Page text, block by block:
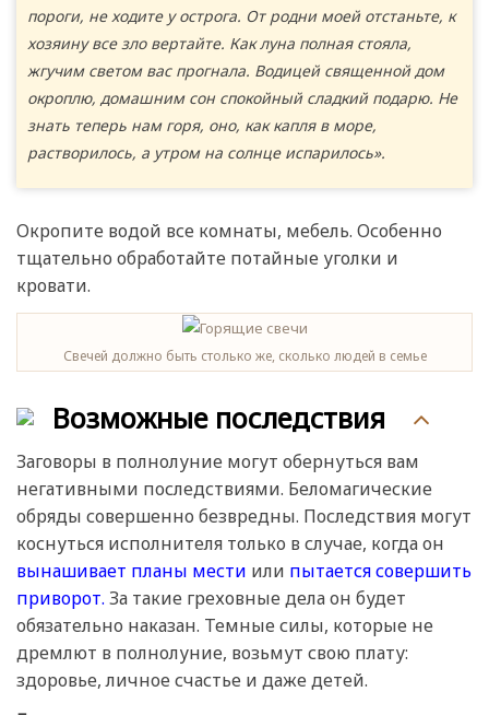
пороги, не ходите у острога. От родни моей отстаньте, к
хозяину все зло вертайте. Как луна полная стояла,
жгучим светом вас прогнала. Водицей священной дом
окроплю, домашним сон спокойный сладкий подарю. Не
знать теперь нам горя, оно, как капля в море,
растворилось, а утром на солнце испарилось».
Окропите водой все комнаты, мебель. Особенно
тщательно обработайте потайные уголки и
кровати.
Свечей должно быть столько же, сколько людей в семье
Возможные последствия
Заговоры в полнолуние могут обернуться вам
негативными последствиями. Беломагические
обряды совершенно безвредны. Последствия могут
коснуться исполнителя только в случае, когда он
вынашивает планы мести или пытается совершить
приворот. За такие греховные дела он будет
обязательно наказан. Темные силы, которые не
дремлют в полнолуние, возьмут свою плату:
здоровье, личное счастье и даже детей.